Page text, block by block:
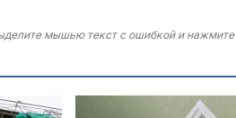
мышью текст с ошибкой и нажмите